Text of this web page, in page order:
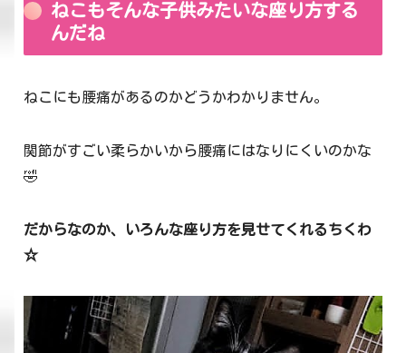
ねこもそんな子供みたいな座り方する
んだね
ねこにも腰痛があるのかどうかわかりません。
関節がすごい柔らかいから腰痛にはなりにくいのかな
🤣
だからなのか、いろんな座り方を見せてくれるちくわ
☆